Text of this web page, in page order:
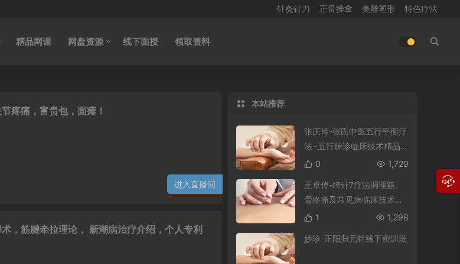
针灸针刀 正骨推拿 美雕塑形 特色疗法
精品网课 网盘资源 线下面授 领取资料
疼痛，富贵包，面瘫！
560
进入直播间
，筋腱牵拉理论， 新潮病治疗介绍，个人专利
本站推荐
张庆玲-张氏中医五行平衡疗
法+五行脉诊临床技术精品
推广班
1,729
0
王卓倬-绮针7疗法调理筋、
骨疼痛及常见病临床技术精
品推广班
1,298
1
妙珍-正阳归元针线下密训班